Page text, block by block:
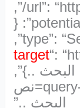
target“:
“query-input”: “required name=نص
البحث ..”